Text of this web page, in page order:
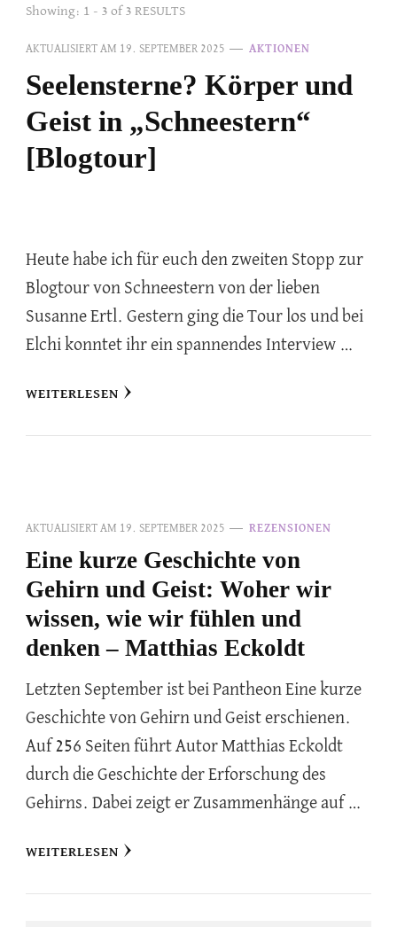
Showing: 1 - 3 of 3 RESULTS
AKTUALISIERT AM 19. SEPTEMBER 2025 AKTIONEN
Seelensterne? Körper und
Geist in „Schneestern“
[Blogtour]
Heute habe ich für euch den zweiten Stopp zur
Blogtour von Schneestern von der lieben
Susanne Ertl. Gestern ging die Tour los und bei
Elchi konntet ihr ein spannendes Interview …
WEITERLESEN
AKTUALISIERT AM 19. SEPTEMBER 2025 REZENSIONEN
Eine kurze Geschichte von
Gehirn und Geist: Woher wir
wissen, wie wir fühlen und
denken – Matthias Eckoldt
Letzten September ist bei Pantheon Eine kurze
Geschichte von Gehirn und Geist erschienen.
Auf 256 Seiten führt Autor Matthias Eckoldt
durch die Geschichte der Erforschung des
Gehirns. Dabei zeigt er Zusammenhänge auf …
WEITERLESEN